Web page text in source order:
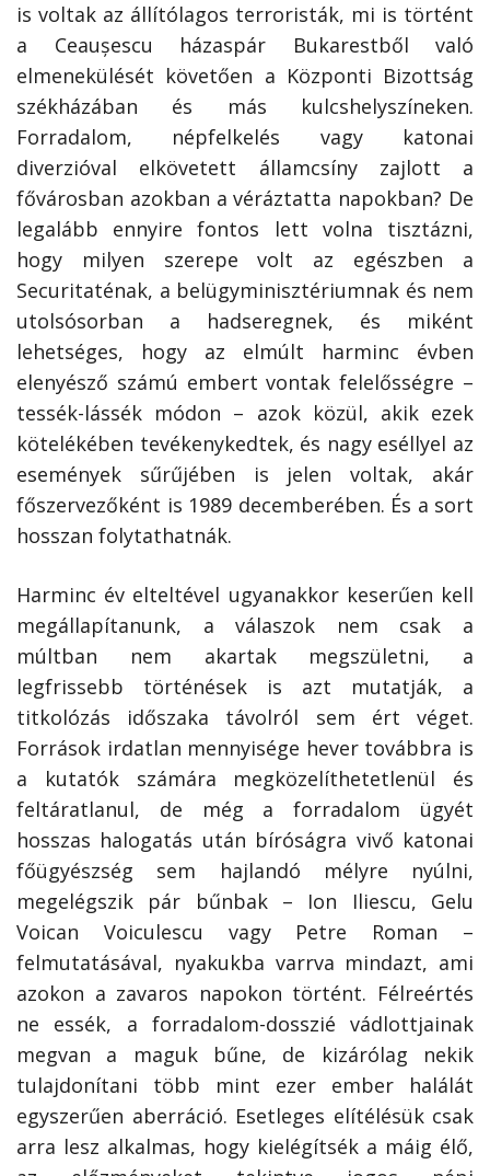
is voltak az állítólagos terroristák, mi is történt
a Ceaușescu házaspár Bukarestből való
elmenekülését követően a Központi Bizottság
székházában és más kulcshelyszíneken.
Forradalom, népfelkelés vagy katonai
diverzióval elkövetett államcsíny zajlott a
fővárosban azokban a véráztatta napokban? De
legalább ennyire fontos lett volna tisztázni,
hogy milyen szerepe volt az egészben a
Securitaténak, a belügyminisztériumnak és nem
utolsósorban a hadseregnek, és miként
lehetséges, hogy az elmúlt harminc évben
elenyésző számú embert vontak felelősségre –
tessék-lássék módon – azok közül, akik ezek
kötelékében tevékenykedtek, és nagy eséllyel az
események sűrűjében is jelen voltak, akár
főszervezőként is 1989 decemberében. És a sort
hosszan folytathatnák.
Harminc év elteltével ugyanakkor keserűen kell
megállapítanunk, a válaszok nem csak a
múltban nem akartak megszületni, a
legfrissebb történések is azt mutatják, a
titkolózás időszaka távolról sem ért véget.
Források irdatlan mennyisége hever továbbra is
a kutatók számára megközelíthetetlenül és
feltáratlanul, de még a forradalom ügyét
hosszas halogatás után bíróságra vivő katonai
főügyészség sem hajlandó mélyre nyúlni,
megelégszik pár bűnbak – Ion Iliescu, Gelu
Voican Voiculescu vagy Petre Roman –
felmutatásával, nyakukba varrva mindazt, ami
azokon a zavaros napokon történt. Félreértés
ne essék, a forradalom-dosszié vádlottjainak
megvan a maguk bűne, de kizárólag nekik
tulajdonítani több mint ezer ember halálát
egyszerűen aberráció. Esetleges elítélésük csak
arra lesz alkalmas, hogy kielégítsék a máig élő,